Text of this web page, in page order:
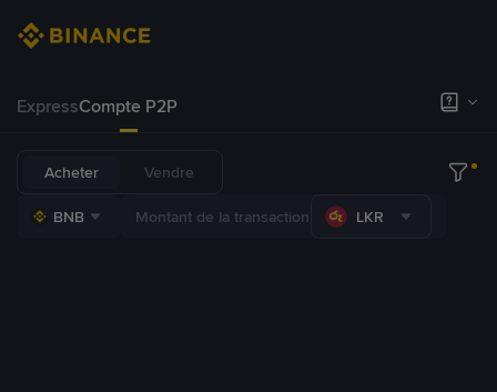
ExpressCompte P2P
Acheter Vendre
BNB LKR